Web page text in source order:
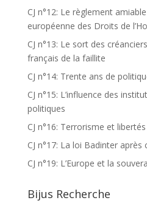
CJ n°12: Le règlement
européenne des Droits de
CJ n°13: Le sort des
français de la faillite
CJ n°14: Trente ans de
CJ n°15: L’influence des
politiques
CJ n°16: Terrorisme et
CJ n°17: La loi Badinter après
CJ n°19: L’Europe et la
Bijus Recherche